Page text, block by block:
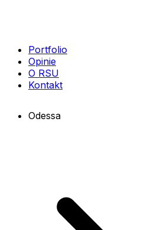
Portfolio
Opinie
O RSU
Kontakt
Odessa